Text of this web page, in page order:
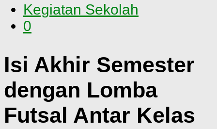
Kegiatan Sekolah
0
Isi Akhir Semester
dengan Lomba
Futsal Antar Kelas